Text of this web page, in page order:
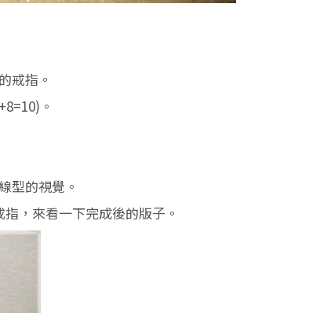
戒指。
。
型的視覺。
，來看一下完成後的版子。